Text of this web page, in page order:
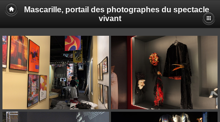
Mascarille, portail des photographes du spectacle
vivant